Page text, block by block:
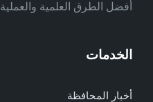
أفضل الطرق العلمية والعملية
الخدمات
أخبار المحافظة